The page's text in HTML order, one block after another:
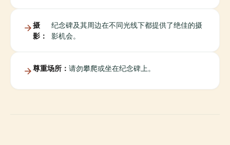
摄
影：
纪念碑及其周边在不同光线下都提供了绝佳的摄
影机会。
尊重场所： 请勿攀爬或坐在纪念碑上。